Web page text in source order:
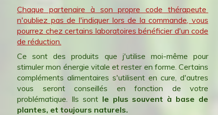
Chaque partenaire à son propre code thérapeute
n'oubliez pas de l'indiquer lors de la commande, vous
pourrez chez certains laboratoires bénéficier d'un code
de réduction.
Ce sont des produits que j'utilise moi-même pour
stimuler mon énergie vitale et rester en forme. Certains
compléments alimentaires s'utilisent en cure, d'autres
vous seront conseillés en fonction de votre
problématique. Ils sont le plus souvent à base de
plantes, et toujours naturels.